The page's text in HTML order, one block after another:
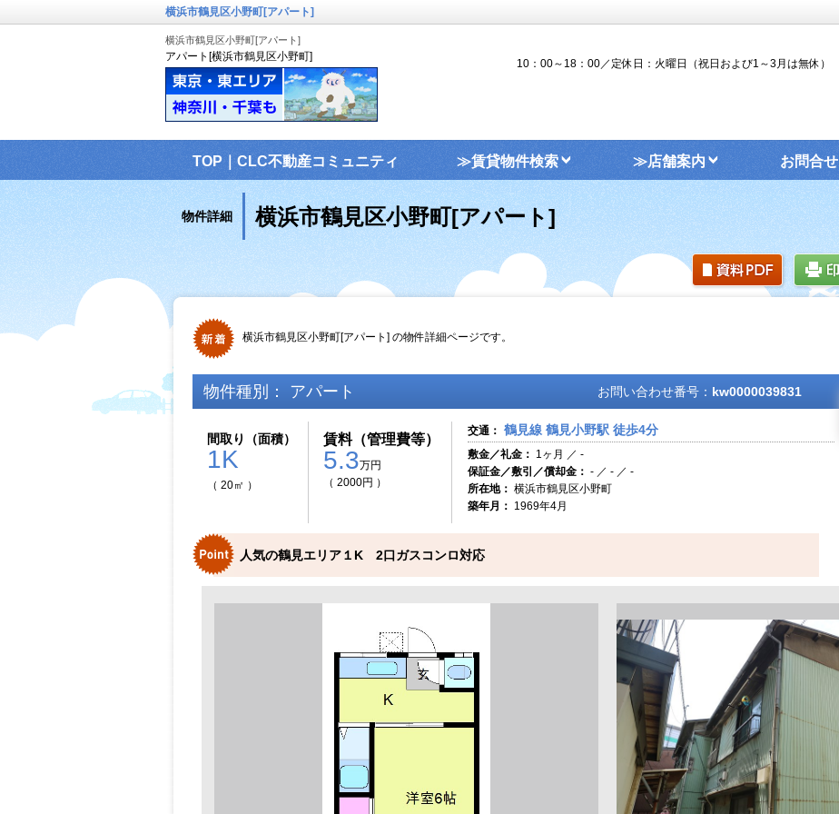
横浜市鶴見区小野町[アパート]
横浜市鶴見区小野町[アパート]
アパート[横浜市鶴見区小野町]
10：00～18：00／定休日：火曜日（祝日および1～3月は無休）
TOP｜CLC不動産コミュニティ ≫賃貸物件検索 ≫店舗案内 お問合せ
物件詳細 横浜市鶴見区小野町[アパート]
横浜市鶴見区小野町[アパート] の物件詳細ページです。
物件種別： アパート お問い合わせ番号： kw0000039831
間取り（面積）
1K
（ 20㎡ ）
賃料（管理費等）
5.3万円
（ 2000円 ）
交通： 鶴見線 鶴見小野駅 徒歩4分
敷金／礼金： 1ヶ月 ／ -
保証金／敷引／償却金： - ／ - ／ -
所在地： 横浜市鶴見区小野町
築年月： 1969年4月
人気の鶴見エリア１K 2口ガスコンロ対応